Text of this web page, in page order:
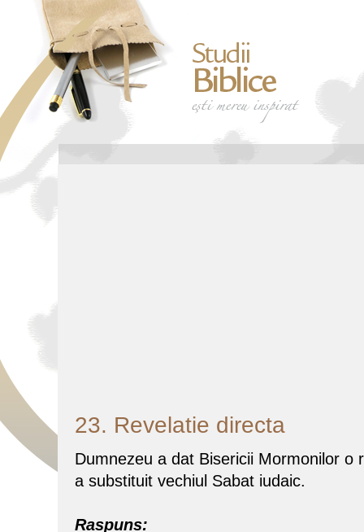
23. Revelatie directa
Dumnezeu a dat Bisericii Mormonilor o
a substituit vechiul Sabat iudaic.
Raspuns: